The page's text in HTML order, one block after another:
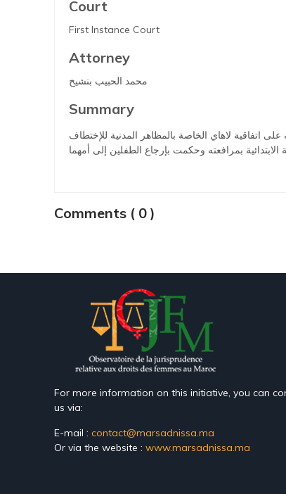
Court
First Instance Court
Attorney
محمد الحبيب بنشيخ
Summary
اتفاقية لاهاي الخاصة بالمظاهر المدنية للإختطاف
Comments ( 0 )
For more information on this initiative, you can
us via:
E-mail : contact@marsadnissa.ma
Or via the website : www.marsadnissa.ma